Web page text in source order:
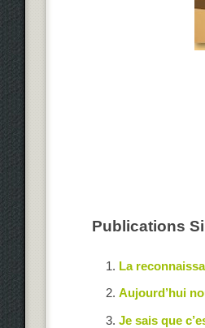
Publications
La
Aujourd’hui
Je sais que